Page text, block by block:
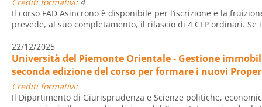
Il corso FAD Asincrono è disponibile per l’iscrizione e la
prevede, al suo completamento, il rilascio di 4 CFP ordinari. Se
22/12/2025
Università del Piemonte Orientale - Gestione
seconda edizione del corso per formare i nuovi
Crediti formativi:
Il Dipartimento di Giurisprudenza e Scienze politiche,